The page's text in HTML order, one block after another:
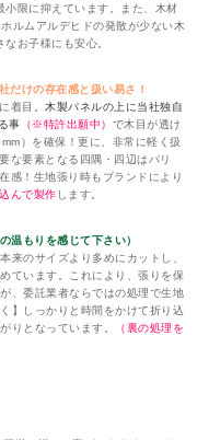
限に抑えています。また、木材
ムアルデヒドの発散が少ない木
お子様にも安心。
だけの存在感と扱い易さ！
着目。 木製パネルの上に当社独自
事 （※特許出願中） で木目が透け
）を確保！更に、非常に軽く扱
な要素となる四隅・四辺はパリ
感！生地張り時もブランドにより
んで製作 します。
温もりを感じて下さい）
来のサイズより多めにカットし、
ています。これにより、張りを保
、委託業者ならではの処理で生地
】しっかりと時間をかけて折り込
りとなっています。
（裏の処理を